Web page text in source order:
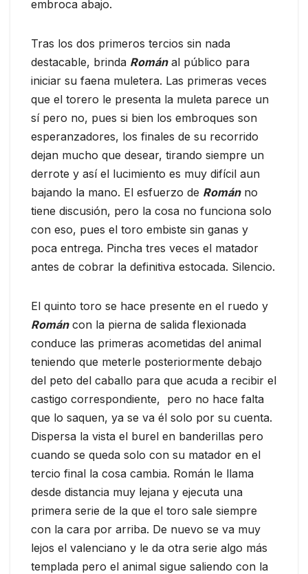
embroca abajo.
Tras los dos primeros tercios sin nada
destacable, brinda Románal público para
iniciar su faena muletera. Las primeras veces
que el torero le presenta la muleta parece un
sí pero no, pues si bien los embroques son
esperanzadores, los finales de su recorrido
dejan mucho que desear, tirando siempre un
derrote y así el lucimiento es muy difícil aun
bajando la mano. El esfuerzo de Románno
tiene discusión, pero la cosa no funciona solo
con eso, pues el toro embiste sin ganas y
poca entrega. Pincha tres veces el matador
antes de cobrar la definitiva estocada. Silencio.
El quinto toro se hace presente en el ruedo y
Románcon la pierna de salida flexionada
conduce las primeras acometidas del animal
teniendo que meterle posteriormente debajo
del peto del caballo para que acuda a recibir el
castigo correspondiente, pero no hace falta
que lo saquen, ya se va él solo por su cuenta.
Dispersa la vista el burel en banderillas pero
cuando se queda solo con su matador en el
tercio final la cosa cambia. Román le llama
desde distancia muy lejana y ejecuta una
primera serie de la que el toro sale siempre
con la cara por arriba. De nuevo se va muy
lejos el valenciano y le da otra serie algo más
templada pero el animal sigue saliendo con la